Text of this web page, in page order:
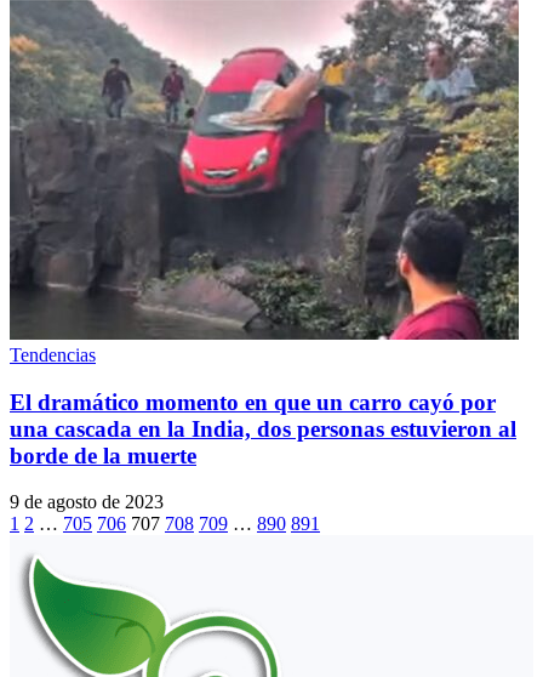
Tendencias
El dramático momento en que un carro cayó por
una cascada en la India, dos personas estuvieron al
borde de la muerte
9 de agosto de 2023
1 2 … 705 706 707 708 709 … 890 891